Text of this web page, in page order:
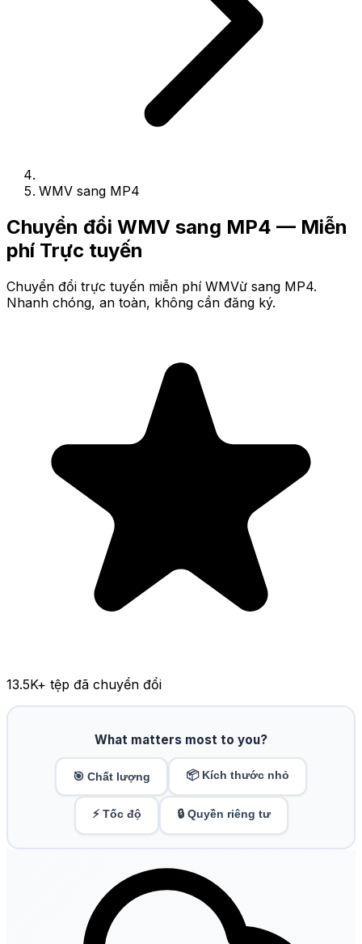
WMV sang MP4
Chuyển đổi WMV sang MP4 — Miễn
phí Trực tuyến
Chuyển đổi trực tuyến miễn phí WMVừ sang MP4.
Nhanh chóng, an toàn, không cần đăng ký.
13.5K+ tệp đã chuyển đổi
What matters most to you?
🎯 Chất lượng 📦 Kích thước nhỏ
⚡ Tốc độ 🔒 Quyền riêng tư